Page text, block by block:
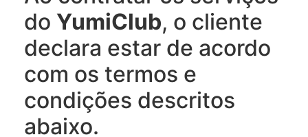
do YumiClub, o cliente
declara estar de acordo
com os termos e
condições descritos
abaixo.